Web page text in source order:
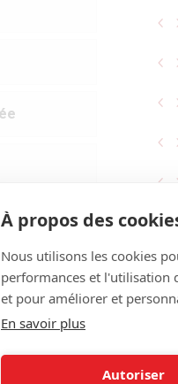
À propos des
Nous utilisons les cookies
performances et l'utilisation
et pour améliorer et
En savoir plus
Autoriser
de
: